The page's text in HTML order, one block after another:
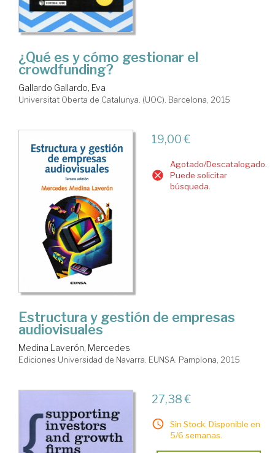
¿Qué es y cómo gestionar el
crowdfunding?
Gallardo Gallardo, Eva
Universitat Oberta de Catalunya. (UOC). Barcelona, 2015
19,00 €
Agotado/Descatalogado.
Puede solicitar
búsqueda.
Estructura y gestión de empresas
audiovisuales
Medina Laverón, Mercedes
Ediciones Universidad de Navarra. EUNSA. Pamplona, 2015
27,38 €
Sin Stock. Disponible en
5/6 semanas.